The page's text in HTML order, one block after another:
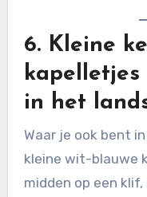
6. Kleine
kapelletjes
in het
Waar je ook bent
kleine wit-blauwe
midden op een